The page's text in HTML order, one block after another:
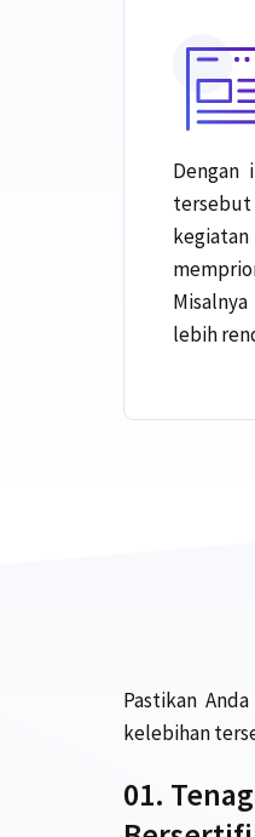
Dengan
lebih
Pastikan
kelebihan
01.